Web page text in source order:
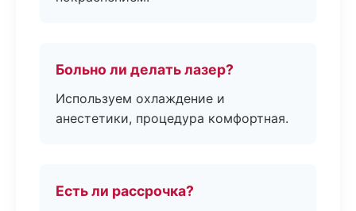
Больно ли делать лазер?
Используем охлаждение и
анестетики, процедура комфортная.
Есть ли рассрочка?